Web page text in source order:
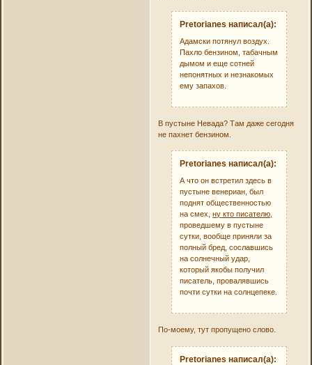
Pretorianes написал(а):
Адамски потянул воздух.
Пахло бензином, табачным
дымом и еще сотней
непонятных и незнакомых
ему запахов.
В пустыне Невада? Там даже сегодня
не пахнет бензином.
Pretorianes написал(а):
А что он встретил здесь в
пустыне венериан, был
поднят общественностью
на смех,ну кто писателю,
проведшему в пустыне
сутки, вообще приняли за
полный бред, сославшись
на солнечный удар,
который якобы получил
писатель, провалявшись
почти сутки на солнцепеке.
По-моему, тут пропущено слово.
Pretorianes написал(а):